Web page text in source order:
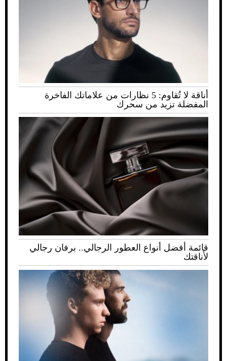
أناقة لا تُقاوم: 5 نظارات من علاماتك الفاخرة
المفضلة تزيد من سحرك
قائمة أفضل أنواع العطور الرجالي.. برفان رجالي
لأناقتك